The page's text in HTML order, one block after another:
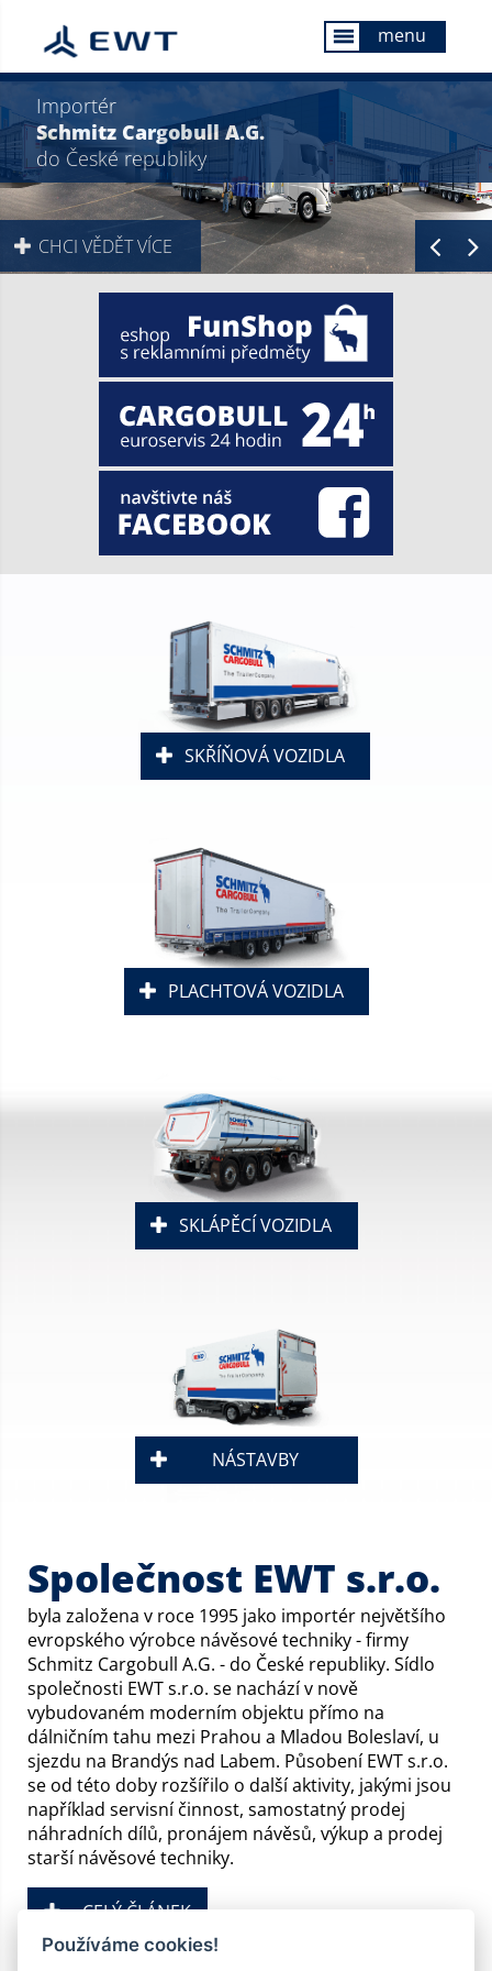
menu menu
Importér
Schmitz Cargobull A.G.
do České republiky
CHCI VĚDĚT VÍCE
SKŘÍŇOVÁ VOZIDLA
PLACHTOVÁ VOZIDLA
SKLÁPĚCÍ VOZIDLA
NÁSTAVBY
Společnost EWT s.r.o.
byla založena v roce 1995 jako importér největšího
evropského výrobce návěsové techniky - firmy
Schmitz Cargobull A.G. - do České republiky. Sídlo
společnosti EWT s.r.o. se nachází v nově
vybudovaném moderním objektu přímo na
dálničním tahu mezi Prahou a Mladou Boleslaví, u
sjezdu na Brandýs nad Labem. Působení EWT s.r.o.
se od této doby rozšířilo o další aktivity, jakými jsou
například servisní činnost, samostatný prodej
náhradních dílů, pronájem návěsů, výkup a prodej
starší návěsové techniky.
CELÝ ČLÁNEK
Používáme cookies!